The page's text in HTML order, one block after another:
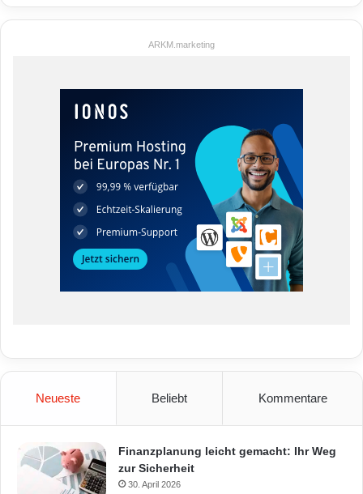
ARKM.marketing
Neueste Beliebt Kommentare
Finanzplanung leicht gemacht: Ihr Weg
zur Sicherheit
30. April 2026